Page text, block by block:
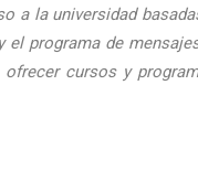
la universidad
programa de
cursos y